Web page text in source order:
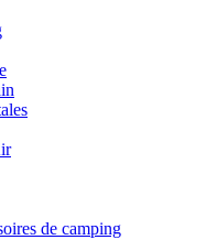
de camping